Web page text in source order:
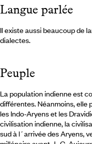
Langue parlée
Il existe aussi beaucoup de
dialectes.
Peuple
La population indienne est
différentes. Néanmoins, elle
les Indo-Aryens et les
civilisation indienne, la
sud à l´arrivée des Aryens,